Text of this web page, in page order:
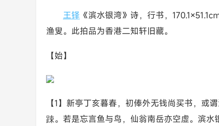
王铎 《滨水银湾》诗，行书，
渔叟。此拍品为香港二知轩旧藏。
【始】
【1】新亭丁亥暮春，初俸外无钱尚买书，或
踈。若是忘言鱼与鸟，仙翁南岳亦空虚。滨